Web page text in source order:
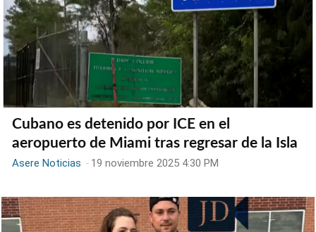
Cubano es detenido por ICE en el
aeropuerto de Miami tras regresar de la Isla
Asere Noticias - 19 noviembre 2025 4:30 PM